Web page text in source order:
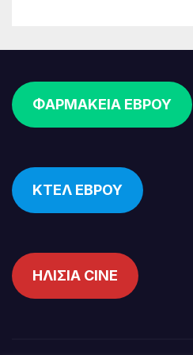
ΦΑΡΜΑΚΕΙΑ ΕΒΡΟΥ
ΚΤΕΛ ΕΒΡΟΥ
ΗΛΙΣΙΑ CINE